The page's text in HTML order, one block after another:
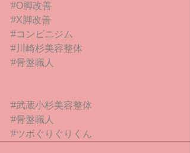
#O脚改善
#X脚改善
#コンビニジム
#川崎杉美容整体
#骨盤職人
#武蔵小杉美容整体
#骨盤職人
#ツボぐりぐりくん